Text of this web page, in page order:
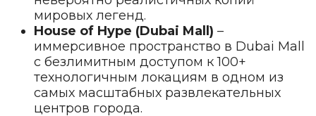
мировых легенд.
House of Hype (Dubai Mall) –
иммерсивное пространство в Dubai Mall
с безлимитным доступом к 100+
технологичным локациям в одном из
самых масштабных развлекательных
центров города.